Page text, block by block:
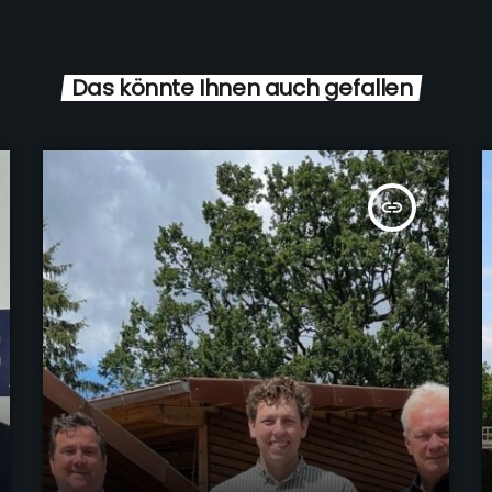
Das könnte Ihnen auch gefallen
insert_link